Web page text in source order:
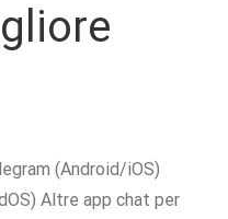
(Android/iOS)
Altre app chat per